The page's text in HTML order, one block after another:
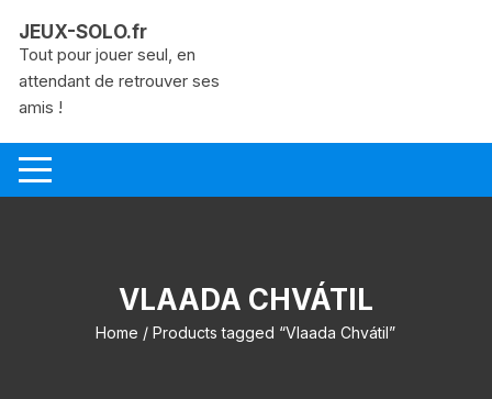
contenu
JEUX-SOLO.fr
Tout pour jouer seul, en
attendant de retrouver ses
amis !
VLAADA CHVÁTIL
Home / Products tagged “Vlaada Chvátil”